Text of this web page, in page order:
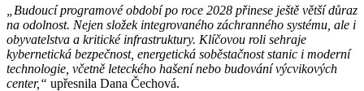
„Budoucí programové období po roce 2028 přinese ještě větší důraz
na odolnost. Nejen složek integrovaného záchranného systému, ale i
obyvatelstva a kritické infrastruktury. Klíčovou roli sehraje
kybernetická bezpečnost, energetická soběstačnost stanic i moderní
technologie, včetně leteckého hašení nebo budování výcvikových
center,“ upřesnila Dana Čechová.